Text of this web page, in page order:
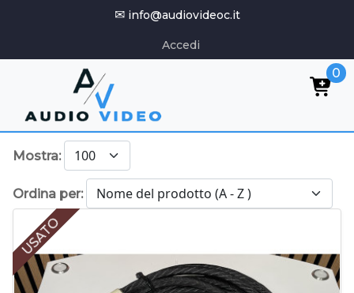
✉ info@audiovideoc.it
Accedi
0
Mostra:
Ordina per:
USATO